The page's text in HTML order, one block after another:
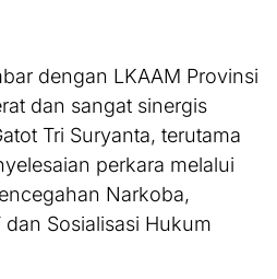
dengan LKAAM Provinsi
dan sangat sinergis
Tri Suryanta, terutama
perkara melalui
Narkoba,
dan Sosialisasi Hukum